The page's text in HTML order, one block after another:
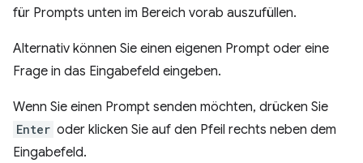
für Prompts unten im Bereich vorab auszufüllen.
Alternativ können Sie einen eigenen Prompt oder eine
Frage in das Eingabefeld eingeben.
Wenn Sie einen Prompt senden möchten, drücken Sie
Enter oder klicken Sie auf den Pfeil rechts neben dem
Eingabefeld.